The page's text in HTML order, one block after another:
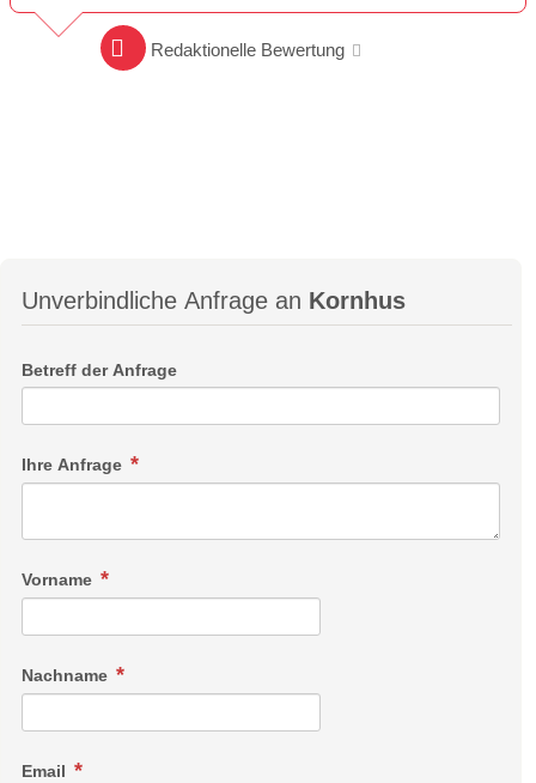
Redaktionelle Bewertung
Unverbindliche Anfrage an Kornhus
Betreff der Anfrage
Ihre Anfrage
Vorname
Nachname
Email